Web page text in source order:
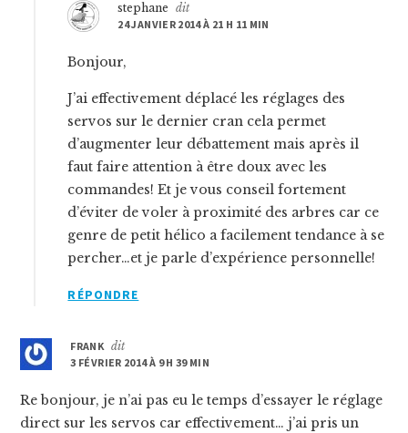
stephane
dit
24 JANVIER 2014 À 21 H 11 MIN
Bonjour,
J’ai effectivement déplacé les réglages des
servos sur le dernier cran cela permet
d’augmenter leur débattement mais après il
faut faire attention à être doux avec les
commandes! Et je vous conseil fortement
d’éviter de voler à proximité des arbres car ce
genre de petit hélico a facilement tendance à se
percher…et je parle d’expérience personnelle!
RÉPONDRE
FRANK dit
3 FÉVRIER 2014 À 9 H 39 MIN
Re bonjour, je n’ai pas eu le temps d’essayer le réglage
direct sur les servos car effectivement… j’ai pris un